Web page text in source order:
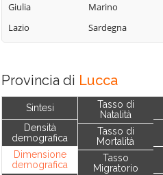
Giulia
Lazio
Marino
Sardegna
Provincia di Lucca
Sintesi
Densità
demografica
Dimensione
demografica
Tasso di
Natalità
Tasso di
Mortalità
Tasso
Migratorio